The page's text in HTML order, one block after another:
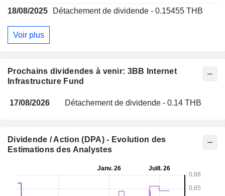
Prochains dividendes à venir: 3BB Internet
Infrastructure Fund
17/08/2026 Détachement de dividende - 0.14 THB
18/08/2025
Détachement de dividende - 0.15455 THB
Voir plus
Dividende / Action (DPA) - Evolution des
Estimations des Analystes